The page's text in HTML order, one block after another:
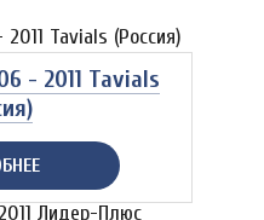
- 2011 Tavials